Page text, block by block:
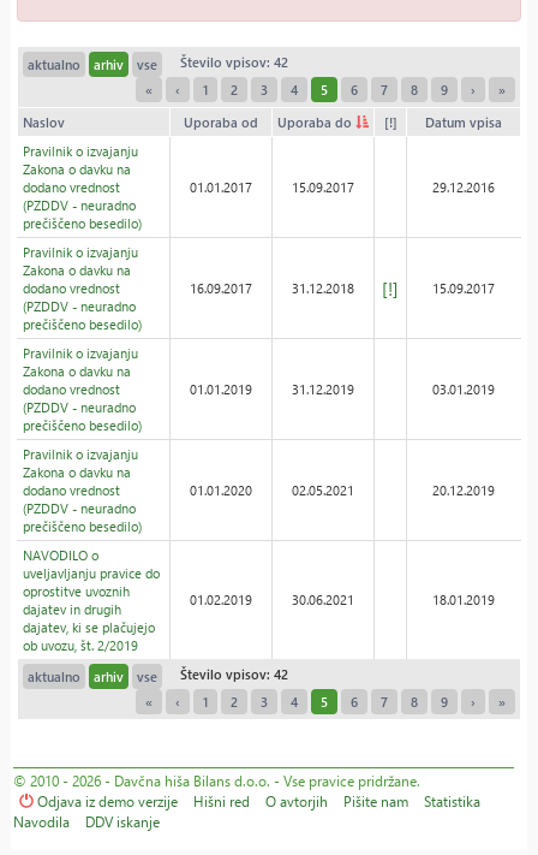
aktualno arhiv vse
Število vpisov: 42
«
‹ 1 2 3 4 5 6 7 8 9 › »
Naslov Uporaba od Uporaba do [!]
Datum vpisa
Pravilnik o izvajanju
Zakona o davku na
dodano vrednost
(PZDDV - neuradno
prečiščeno besedilo)
01.01.2017 15.09.2017 29.12.2016
Pravilnik o izvajanju
Zakona o davku na
dodano vrednost
(PZDDV - neuradno
prečiščeno besedilo)
16.09.2017 31.12.2018 [!] 15.09.2017
Pravilnik o izvajanju
Zakona o davku na
dodano vrednost
(PZDDV - neuradno
prečiščeno besedilo)
01.01.2019 31.12.2019 03.01.2019
Pravilnik o izvajanju
Zakona o davku na
dodano vrednost
(PZDDV - neuradno
prečiščeno besedilo)
01.01.2020 02.05.2021 20.12.2019
NAVODILO o
uveljavljanju pravice do
oprostitve uvoznih
dajatev in drugih
dajatev, ki se plačujejo
ob uvozu, št. 2/2019
01.02.2019 30.06.2021 18.01.2019
aktualno arhiv vse
Število vpisov: 42
«
‹ 1 2 3 4 5 6 7 8 9 › »
© 2010 - 2026 - Davčna hiša Bilans d.o.o. - Vse pravice pridržane.
Odjava iz demo verzije
Hišni red O avtorjih Pišite nam
Statistika
Navodila
DDV iskanje